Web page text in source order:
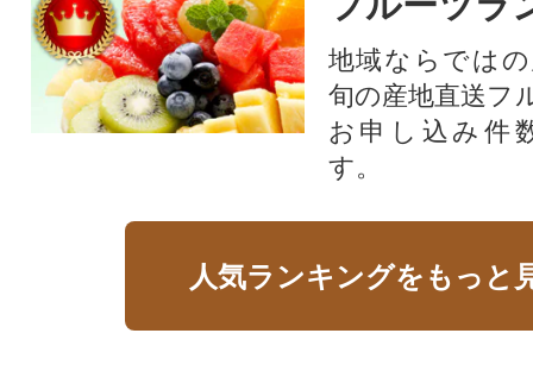
地域ならでは
旬の産地直送フ
お申し込み件
す。
人気ランキングをもっと